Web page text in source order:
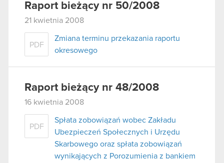
Raport bieżący nr 50/2008
21 kwietnia 2008
PDF
Zmiana terminu przekazania raportu
okresowego
Raport bieżący nr 48/2008
16 kwietnia 2008
PDF
Spłata zobowiązań wobec Zakładu
Ubezpieczeń Społecznych i Urzędu
Skarbowego oraz spłata zobowiązań
wynikających z Porozumienia z bankiem